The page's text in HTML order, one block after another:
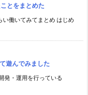
とをまとめた
働いてみてまとめ はじめ
遊んでみました
発・運用を行っている